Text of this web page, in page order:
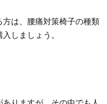
は、腰痛対策椅子の種類
しましょう。